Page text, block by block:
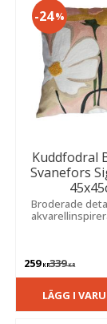
Kuddfodral
Svanefors
Broderade
eller sängen
259KR339KR
24%
LÄGG I